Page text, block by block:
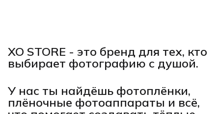
XO STORE - это бренд для тех, кто
выбирает фотографию с душой.
У нас ты найдёшь фотоплёнки,
плёночные фотоаппараты и всё,